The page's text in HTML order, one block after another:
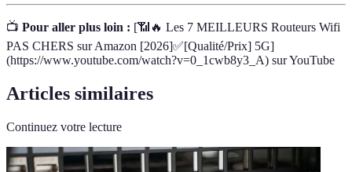
📺 Pour aller plus loin : [📶🔥 Les 7 MEILLEURS Routeurs Wifi
PAS CHERS sur Amazon [2026]✅[Qualité/Prix] 5G]
(https://www.youtube.com/watch?v=0_1cwb8y3_A) sur YouTube
Articles similaires
Continuez votre lecture